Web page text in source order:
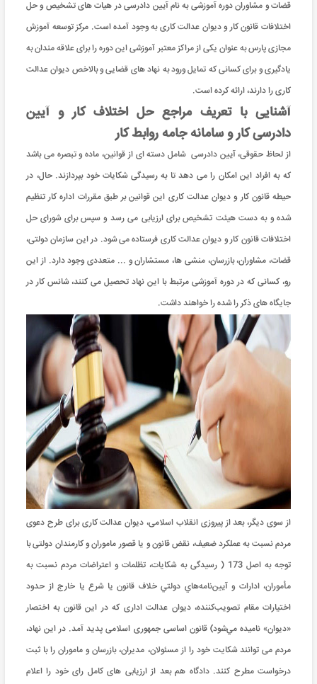
قضات و مشاوران دوره آموزشی به نام آیین دادرسی در هیات های تشخیص و حل
اختلافات قانون کار و دیوان عدالت کاری به وجود آمده است. مرکز توسعه آموزش
مجازی پارس به عنوان یکی از مراکز معتبر آموزشی این دوره را برای علاقه مندان به
یادگیری و برای کسانی که تمایل ورود به نهاد های قضایی و بالاخص دیوان عدالت
کاری را دارند، ارائه کرده است.
آشنایی با تعریف مراجع حل اختلاف کار و آیین
دادرسی کار و سامانه جامه روابط کار
از لحاظ حقوقی، آیین دادرسی شامل دسته ای از قوانین، ماده و تبصره می باشد
که به افراد این امکان را می دهد تا به رسیدگی شکایات خود بپردازند. حال، در
حیطه قانون کار و دیوان عدالت کاری این قوانین بر طبق مقررات اداره کار تنظیم
شده و به دست هیئت تشخیص برای ارزیابی می رسد و سپس برای شورای حل
اختلافات قانون کار و دیوان عدالت کاری فرستاده می شود. در این سازمان دولتی،
قضات، مشاوران، بازرسان، منشی ها، مستشاران و ... متعددی وجود دارد. از این
رو، کسانی که در دوره آموزشی مرتبط با این نهاد تحصیل می کنند، شانس کار در
جایگاه های ذکر را شده را خواهند داشت.
از سوی دیگر، بعد از پیروزی انقلاب اسلامی، دیوان عدالت کاری برای طرح دعوی
مردم نسبت به عملکرد ضعیف، نقض قانون و یا قصور ماموران و کارمندان دولتی با
توجه به اصل 173 ( رسيدگی به شکايات، تظلمات و اعتراضات مردم نسبت به
مأموران، ادارات و آيين‌نامه‌هاي دولتي خلاف قانون يا شرع يا خارج از حدود
اختيارات مقام تصويب‌کننده، ديوان عدالت اداری که در اين قانون به اختصار
«ديوان» ناميده مي‌شود) قانون اساسی جمهوری اسلامی پدید آمد. در این نهاد،
مردم می توانند شکایت خود را از مسئولان، مدیران، بازرسان و ماموران را با ثبت
درخواست مطرح کنند. دادگاه هم بعد از ارزیابی های کامل رای خود را اعلام